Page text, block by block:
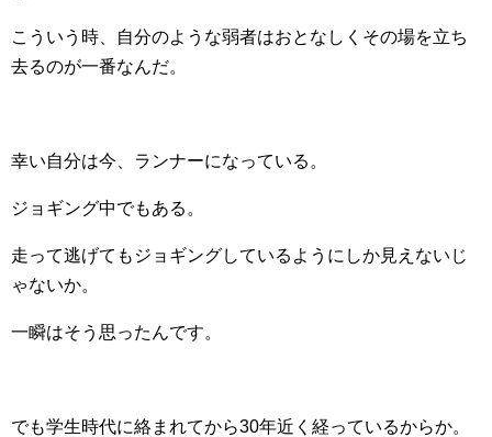
こういう時、自分のような弱者はおとなしくその場を立ち
去るのが一番なんだ。
幸い自分は今、ランナーになっている。
ジョギング中でもある。
走って逃げてもジョギングしているようにしか見えないじ
ゃないか。
一瞬はそう思ったんです。
でも学生時代に絡まれてから30年近く経っているからか。